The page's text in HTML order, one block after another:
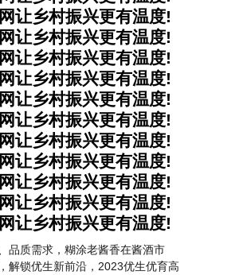
让乡村振兴更有温度!
让乡村振兴更有温度!
让乡村振兴更有温度!
让乡村振兴更有温度!
让乡村振兴更有温度!
让乡村振兴更有温度!
让乡村振兴更有温度!
让乡村振兴更有温度!
让乡村振兴更有温度!
让乡村振兴更有温度!
让乡村振兴更有温度!
品质需求，糊涂老酱香在酱酒市
解锁优生新前沿，2023优生优育高